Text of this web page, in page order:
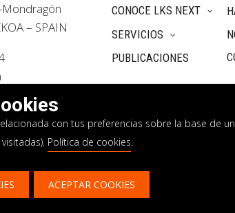
– SPAIN
CONOCE LKS NEXT
SERVICIOS
PUBLICACIONES
Sistema interno información
sobre nuestros servicios?
con tus preferencias sobre la base de
Política de cookies.
ACEPTAR COOKIES